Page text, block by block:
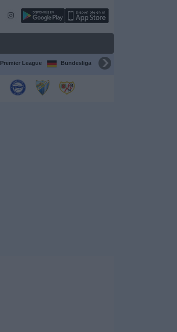
Premier League Bundesliga Supercopa de España